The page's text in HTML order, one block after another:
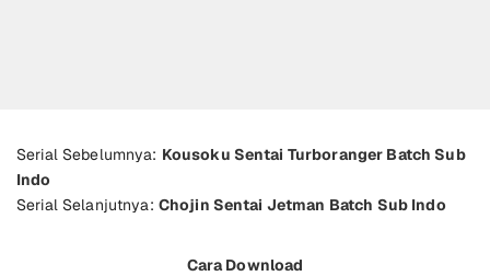
Serial Sebelumnya: Kousoku Sentai Turboranger Batch Sub
Indo
Serial Selanjutnya: Chojin Sentai Jetman Batch Sub Indo
Cara Download